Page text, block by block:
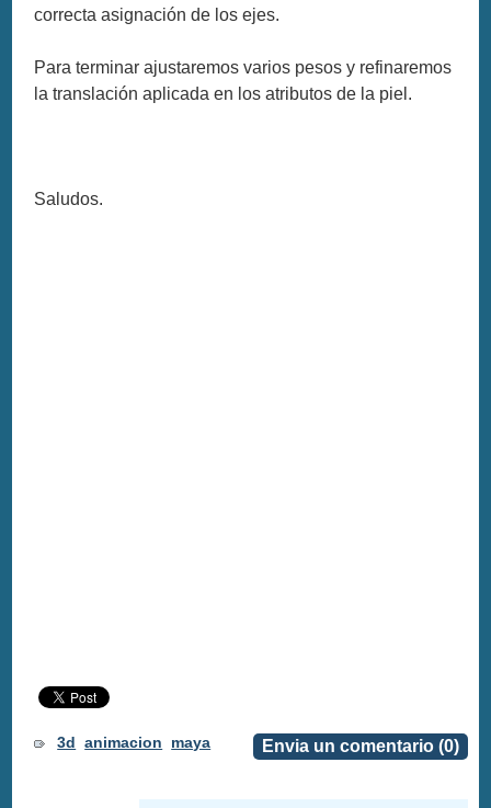
correcta asignación de los ejes.
Para terminar ajustaremos varios pesos y refinaremos
la translación aplicada en los atributos de la piel.
Saludos.
Envia un comentario (0)
3d animacion maya